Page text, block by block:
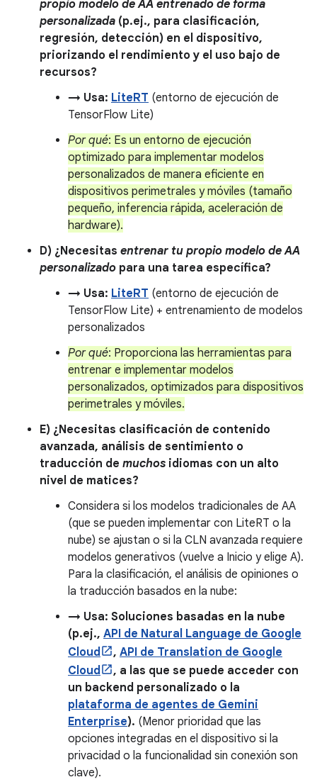
propio modelo de AA entrenado de forma
personalizada (p.ej., para clasificación,
regresión, detección) en el dispositivo,
priorizando el rendimiento y el uso bajo de
recursos?
→ Usa: LiteRT (entorno de ejecución de
TensorFlow Lite)
Por qué: Es un entorno de ejecución
optimizado para implementar modelos
personalizados de manera eficiente en
dispositivos perimetrales y móviles (tamaño
pequeño, inferencia rápida, aceleración de
hardware).
D) ¿Necesitas entrenar tu propio modelo de AA
personalizado para una tarea específica?
→ Usa: LiteRT (entorno de ejecución de
TensorFlow Lite) + entrenamiento de modelos
personalizados
Por qué: Proporciona las herramientas para
entrenar e implementar modelos
personalizados, optimizados para dispositivos
perimetrales y móviles.
E) ¿Necesitas clasificación de contenido
avanzada, análisis de sentimiento o
traducción de muchos idiomas con un alto
nivel de matices?
Considera si los modelos tradicionales de AA
(que se pueden implementar con LiteRT o la
nube) se ajustan o si la CLN avanzada requiere
modelos generativos (vuelve a Inicio y elige A).
Para la clasificación, el análisis de opiniones o
la traducción basados en la nube:
→ Usa: Soluciones basadas en la nube
(p.ej., API de Natural Language de Google
Cloud
, API de Translation de Google
Cloud
, a las que se puede acceder con
un backend personalizado o la
plataforma de agentes de Gemini
Enterprise). (Menor prioridad que las
opciones integradas en el dispositivo si la
privacidad o la funcionalidad sin conexión son
clave).